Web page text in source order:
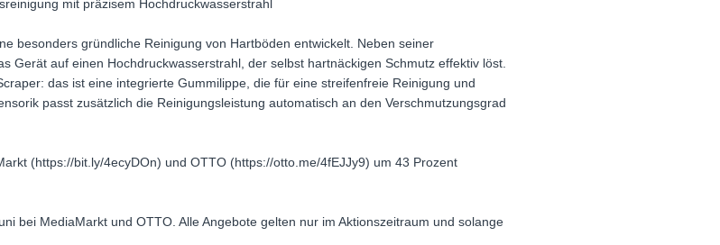
mit präzisem Hochdruckwasserstrahl
besonders gründliche Reinigung von Hartböden entwickelt. Neben seiner
Gerät auf einen Hochdruckwasserstrahl, der selbst hartnäckigen Schmutz effektiv löst.
das ist eine integrierte Gummilippe, die für eine streifenfreie Reinigung und
passt zusätzlich die Reinigungsleistung automatisch an den Verschmutzungsgrad
(https://bit.ly/4ecyDOn) und OTTO (https://otto.me/4fEJJy9) um 43 Prozent
bei MediaMarkt und OTTO. Alle Angebote gelten nur im Aktionszeitraum und solange